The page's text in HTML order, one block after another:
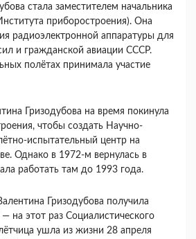
стала заместителем начальника
приборостроения). Она
радиоэлектронной аппаратуры для
и гражданской авиации СССР.
полётах принимала участие
Гризодубова на время покинула
чтобы создать Научно-
испытательный центр на
Однако в 1972-м вернулась в
работать там до 1993 года.
Гризодубова получила
на этот раз Социалистического
ушла из жизни 28 апреля